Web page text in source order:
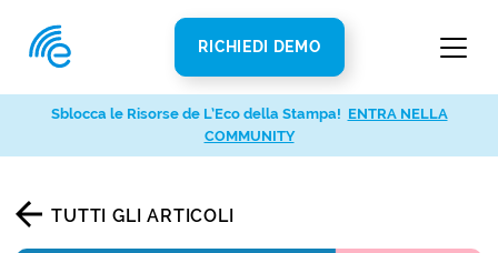
RICHIEDI DEMO
TUTTI GLI ARTICOLI
Sblocca le Risorse de L’Eco della Stampa! ENTRA NELLA
COMMUNITY